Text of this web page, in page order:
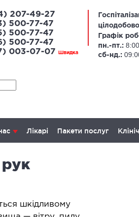
207-49-27
500-77-47
500-77-47
500-77-47
003-07-07
Швидка
цілодобово
Графік
пн.-пт.:
сб-нд.:
Лікарі Пакети послуг
Лапароскопія в гінекології
Лапароскопія в онкології
шкідливому